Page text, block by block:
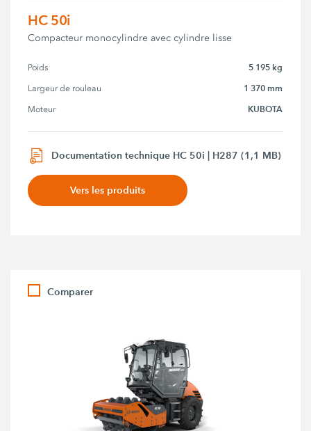
HC 50i
Compacteur monocylindre avec cylindre lisse
Poids 5 195 kg
Largeur de rouleau 1 370 mm
Moteur KUBOTA
Documentation technique HC 50i | H287 (1,1 MB)
Vers les produits
Comparer